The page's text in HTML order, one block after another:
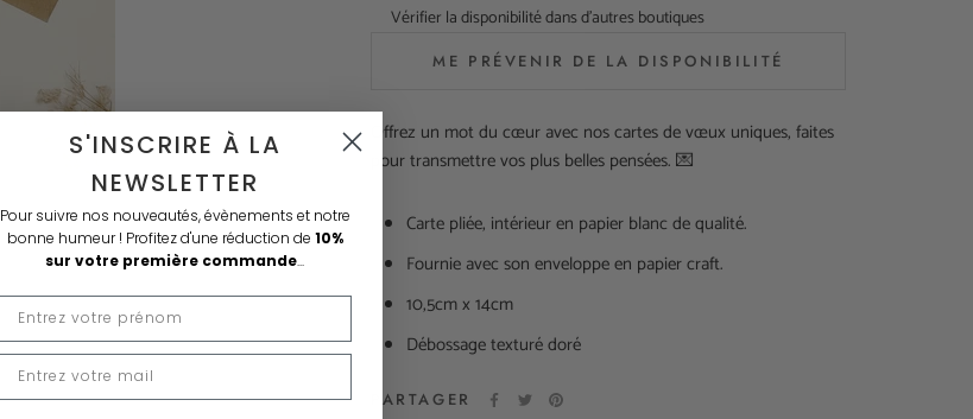
Vérifier la disponibilité dans d'autres boutiques
ME PRÉVENIR DE LA DISPONIBILITÉ
Offrez un mot du cœur avec nos cartes de vœux uniques, faites
pour transmettre vos plus belles pensées. 💌
Carte pliée, intérieur en papier blanc de qualité.
Fournie avec son enveloppe en papier craft.
10,5cm x 14cm
Débossage texturé doré
PARTAGER
S'INSCRIRE À LA
NEWSLETTER
Pour suivre nos nouveautés, évènements et notre
bonne humeur !Profitez d'une réduction de 10%
sur votre première commande...